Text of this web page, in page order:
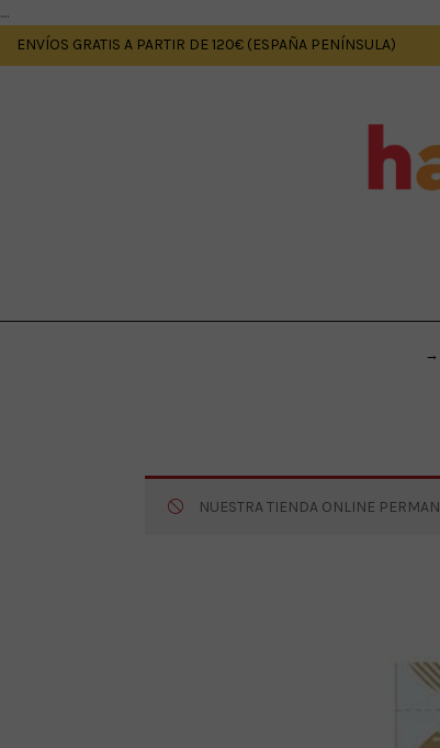
....
ENVÍOS GRATIS A PARTIR DE 120€ (ESPAÑA PENÍNSULA)
→
NUESTRA TIENDA ONLINE